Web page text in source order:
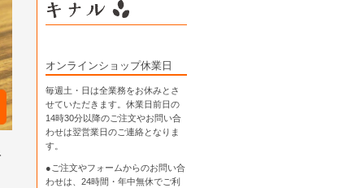
オンラインショップ休業日
毎週土・日は全業務をお休みとさ
せていただきます。休業日前日の
14時30分以降のご注文やお問い合
わせは翌営業日のご連絡となりま
す。
●ご注文やフォームからのお問い合
わせは、 24時間・年中無休でご利